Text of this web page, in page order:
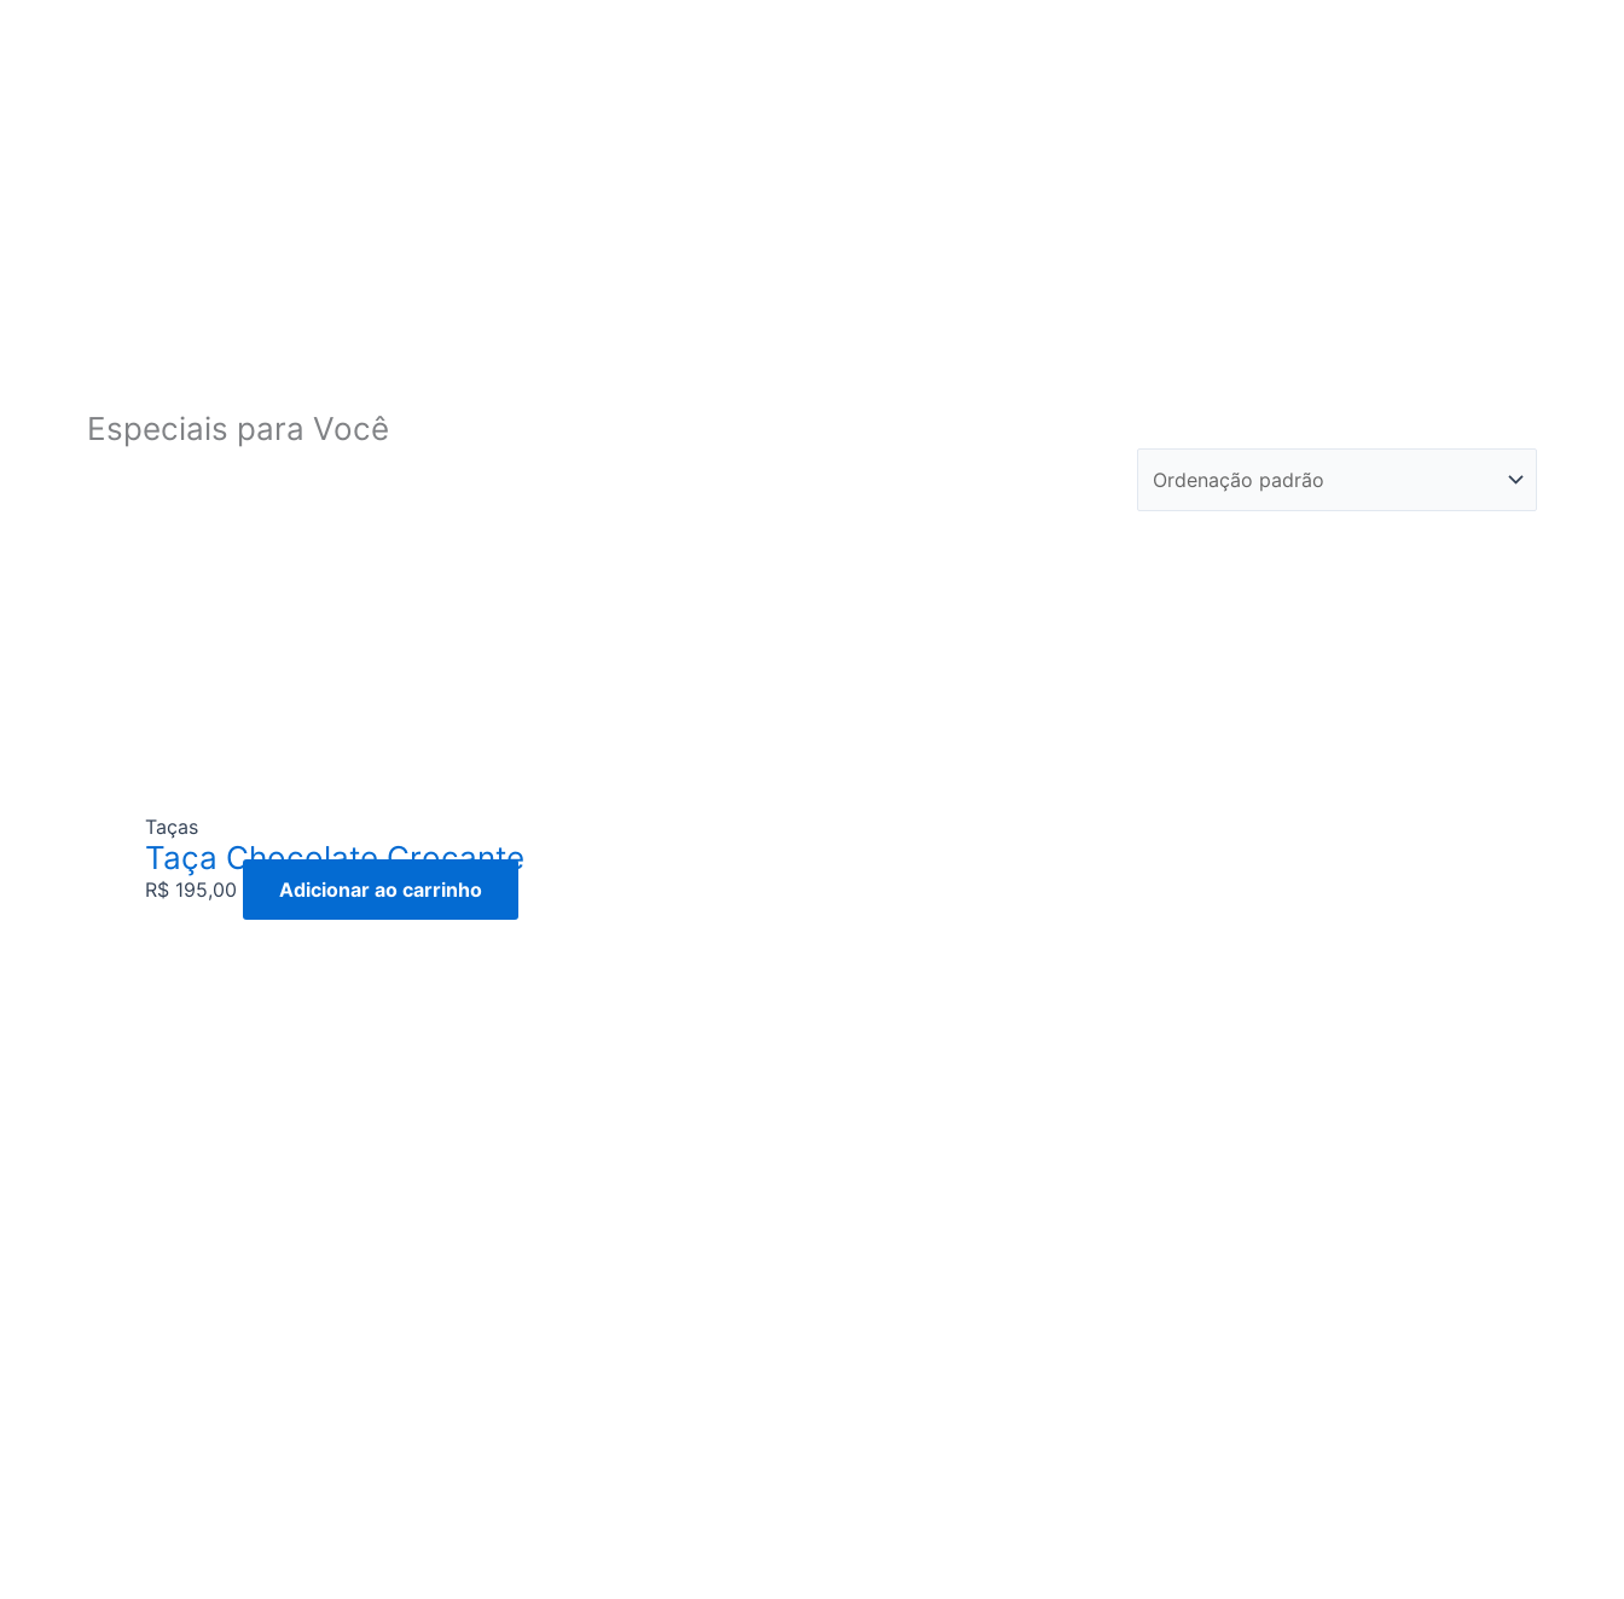
Especiais para Você
Taças
Taça Chocolate Crocante
R$ 195,00 Adicionar ao carrinho